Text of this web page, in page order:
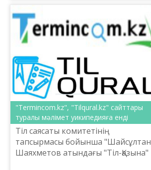
"Termincom.kz", "Tilqural.kz" сайттары
туралы мәлімет уикипедияға енді
Тіл саясаты комитетінің
тапсырмасы бойынша "Шайсұлтан
Шаяхметов атындағы "Тіл-Қазына"